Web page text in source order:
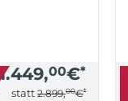
1.449,00€*
statt 2.899,00€*